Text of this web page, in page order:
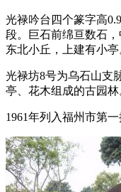
光禄吟台四个篆字高
段。巨石前绵亘数石
东北小丘，上建有小亭
光禄坊8号为乌石山支
亭、花木组成的古园林
1961年列入福州市第一